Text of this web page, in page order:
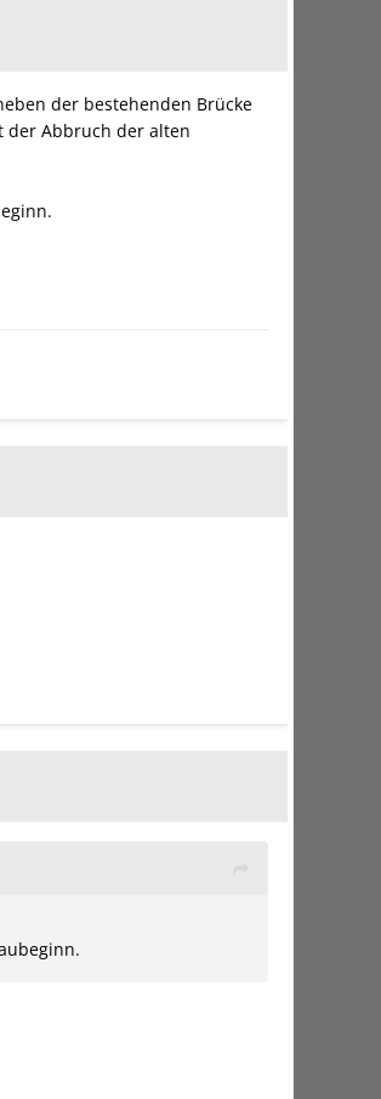
der bestehenden Brücke
der Abbruch der alten